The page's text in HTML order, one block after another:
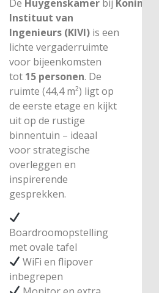
De Huygenskamer bij Koninklijk
Instituut van
Ingenieurs (KIVI) is een
lichte vergaderruimte
voor bijeenkomsten
tot 15 personen. De
ruimte (44,4 m²) ligt op
de eerste etage en kijkt
uit op de rustige
binnentuin – ideaal
voor strategische
overleggen en
inspirerende
gesprekken.
Boardroomopstelling
met ovale tafel
WiFi en flipover
inbegrepen